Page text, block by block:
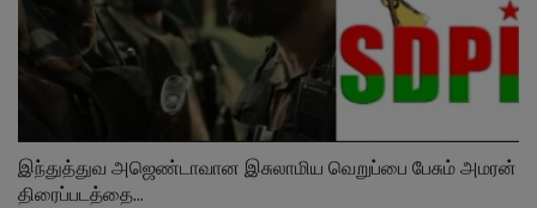
இந்துத்துவ அஜெண்டாவான இசுலாமிய வெறுப்பை பேசும் அமரன்
திரைப்படத்தை...